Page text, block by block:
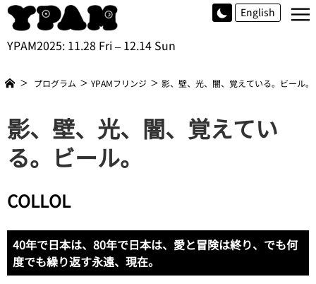
YPAM2025: 11.28 Fri – 12.14 Sun
English ≡
影、壁、光、闇、覚えてい
る。ビール。
COLLOL
40年で日本は、80年で日本は、愛と冒険は終り、でも何
度でも繰り返す永遠、現在。
プログラム YPAMフリンジ 影、壁、光、闇、覚えている。ビール。